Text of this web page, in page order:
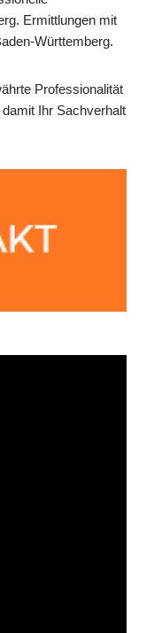
Ermittlungen mit
Württemberg.
Professionalität
Ihr Sachverhalt